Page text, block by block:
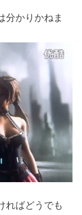
分かりかねま
ればどうでも